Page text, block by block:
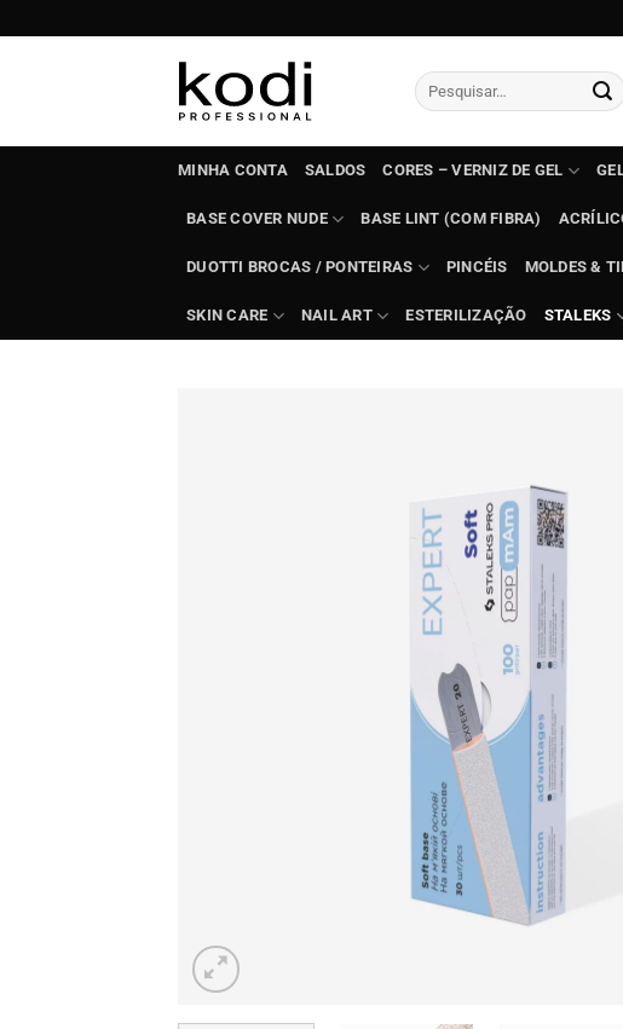
to
Pesquisar
por:
MINHA CONTA SALDOS CORES – VERNIZ DE GEL
BASE COVER NUDE BASE LINT (COM FIBRA)
DUOTTI BROCAS / PONTEIRAS PINCÉIS MOLDES &
SKIN CARE NAIL ART ESTERILIZAÇÃO STALEKS